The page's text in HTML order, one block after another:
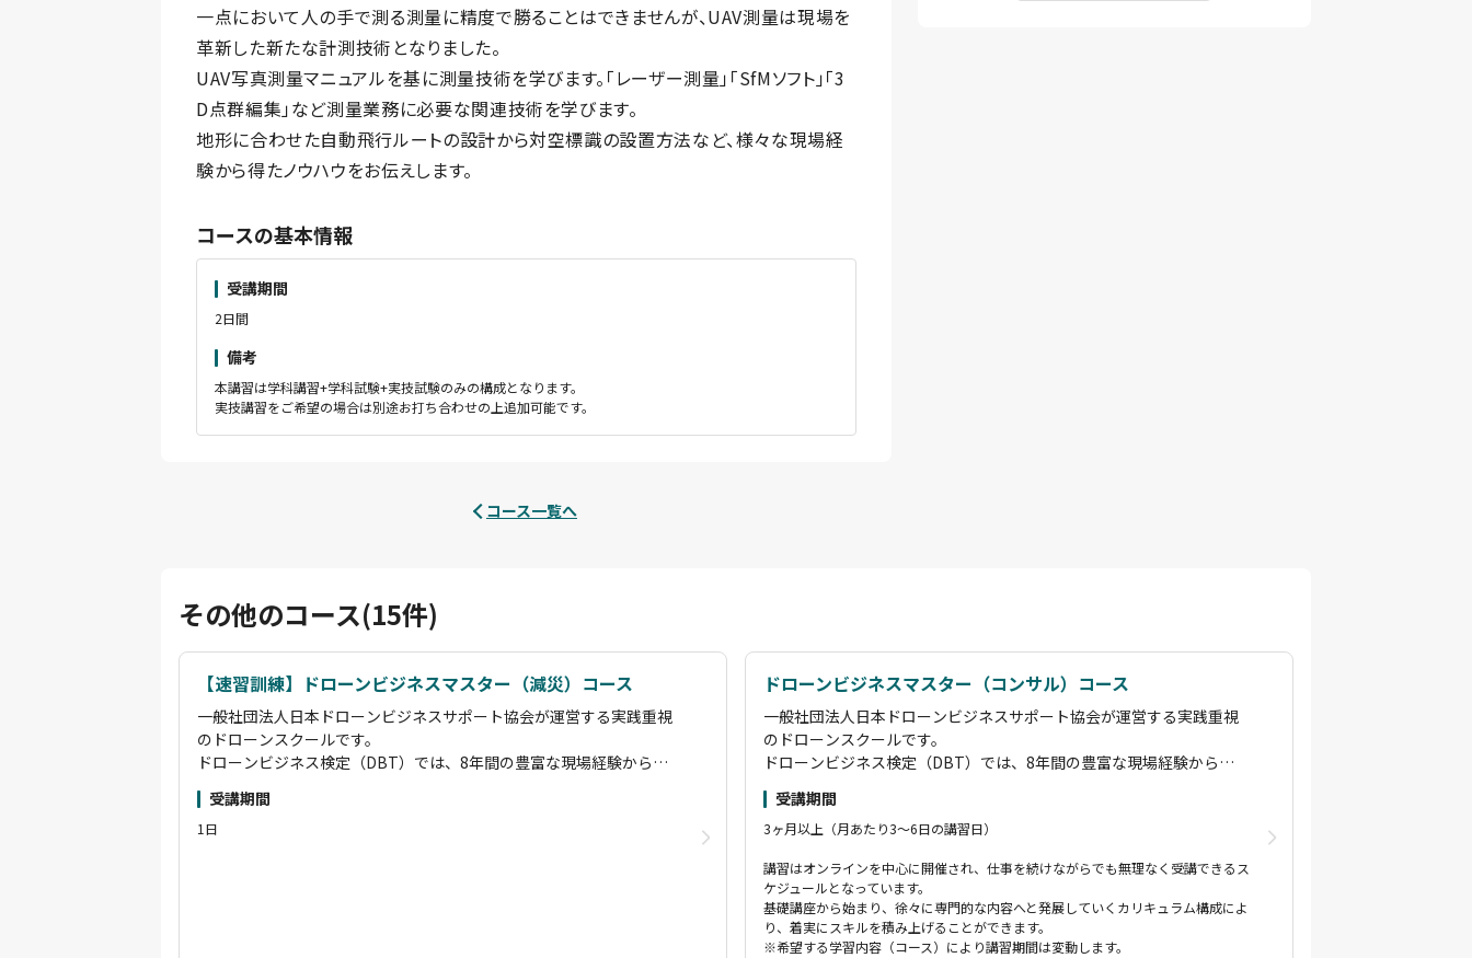
一点において人の手で測る測量に精度で勝ることはできませんが、UAV測量は現場を
革新した新たな計測技術となりました。
UAV写真測量マニュアルを基に測量技術を学びます。「レーザー測量」「SfMソフト」「3
D点群編集」など測量業務に必要な関連技術を学びます。
地形に合わせた自動飛行ルートの設計から対空標識の設置方法など、様々な現場経
験から得たノウハウをお伝えします。
コースの基本情報
受講期間
2日間
備考
本講習は学科講習+学科試験+実技試験のみの構成となります。
実技講習をご希望の場合は別途お打ち合わせの上追加可能です。
コース一覧へ
その他のコース(15件)
【速習訓練】ドローンビジネスマスター（減災）コース
一般社団法人日本ドローンビジネスサポート協会が運営する実践重視
のドローンスクールです。
ドローンビジネス検定（DBT）では、8年間の豊富な現場経験から構
築したオリジナルカリキュラムにより、即戦力となる実務スキルを習
得できます。
基礎コースから空撮・測量・散布・赤外線診断・運航管理・減災・コ
受講期間
1日
ドローンビジネスマスター（コンサル）コース
一般社団法人日本ドローンビジネスサポート協会が運営する実践重視
のドローンスクールです。
ドローンビジネス検定（DBT）では、8年間の豊富な現場経験から構
築したオリジナルカリキュラムにより、即戦力となる実務スキルを習
得できます。
基礎コースから空撮・測量・散布・赤外線診断・運航管理・減災・コ
らプロのドローンパイロットまで、段階的にスキルアップが可能で
す。
国土交通省認定の講習管理団体として、基礎コース修了者は国家資格
講習で「経験者」扱いとなります。
受講期間
3ヶ月以上（月あたり3〜6日の講習日）
講習はオンラインを中心に開催され、仕事を続けながらでも無理なく受講できるス
ケジュールとなっています。
基礎講座から始まり、徐々に専門的な内容へと発展していくカリキュラム構成によ
り、着実にスキルを積み上げることができます。
※希望する学習内容（コース）により講習期間は変動します。